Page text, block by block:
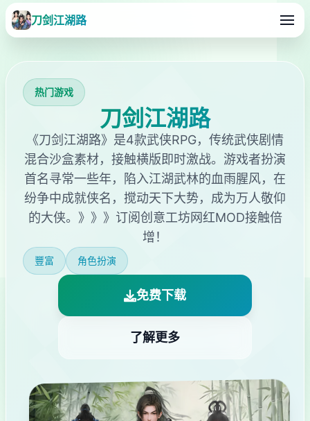
刀剑江湖路
热门游戏
刀剑江湖路
《刀剑江湖路》是4款武侠RPG，传统武侠剧情
混合沙盒素材，接触横版即时激战。游戏者扮演
首名寻常一些年，陷入江湖武林的血雨腥风，在
纷争中成就侠名，搅动天下大势，成为万人敬仰
的大侠。》》》订阅创意工坊网红MOD接触倍
增！
豐富 角色扮演
免费下载
了解更多